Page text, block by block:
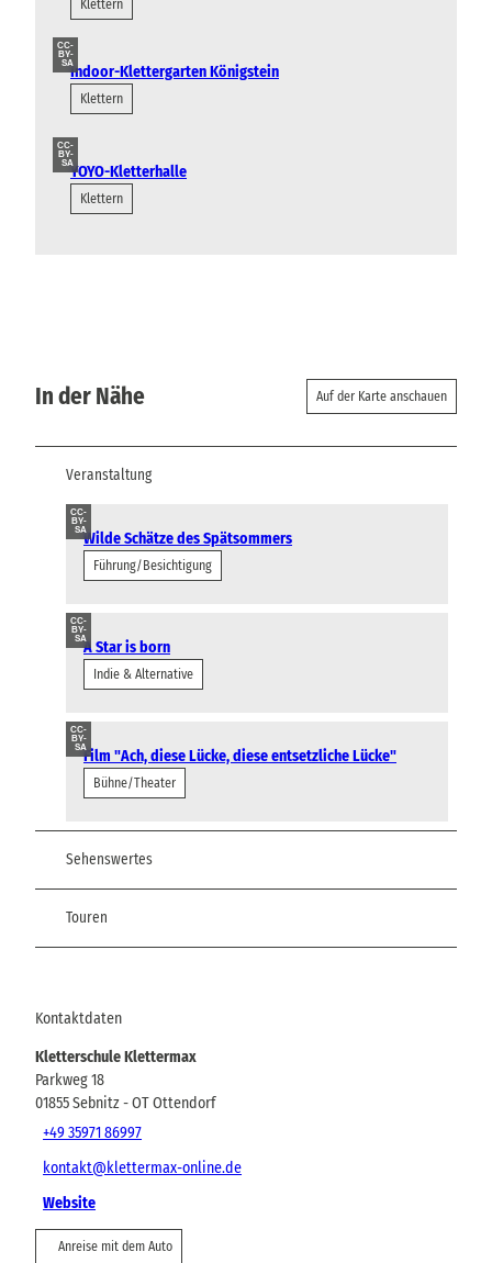
Klettern
CC-
BY-
SAIndoor-Klettergarten Königstein
Klettern
CC-
BY-
SAYOYO-Kletterhalle
Klettern
In der Nähe Auf der Karte anschauen
Veranstaltung
CC-
BY-
SAWilde Schätze des Spätsommers
Führung/Besichtigung
CC-
BY-
SAA Star is born
Indie & Alternative
CC-
BY-
SAFilm "Ach, diese Lücke, diese entsetzliche Lücke"
Bühne/Theater
Sehenswertes
Touren
Kontaktdaten
Kletterschule Klettermax
Parkweg 18
01855Sebnitz- OT Ottendorf
+49 35971 86997
kontakt@klettermax-online.de
Website
Anreise mit dem Auto